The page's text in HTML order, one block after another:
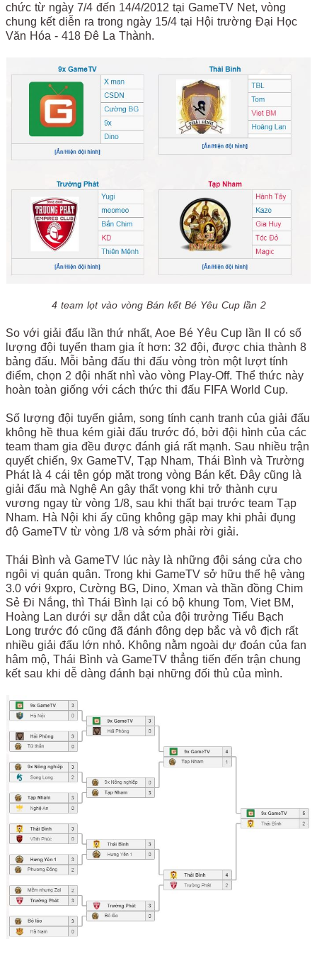
chức từ ngày 7/4 đến 14/4/2012 tại GameTV Net, vòng
chung kết diễn ra trong ngày 15/4 tại Hội trường Đại Học
Văn Hóa - 418 Đê La Thành.
4 team lọt vào vòng Bán kết Bé Yêu Cup lần 2
So với giải đấu lần thứ nhất, Aoe Bé Yêu Cup lần II có số
lượng đội tuyển tham gia ít hơn: 32 đội, được chia thành 8
bảng đấu. Mỗi bảng đấu thi đấu vòng tròn một lượt tính
điểm, chọn 2 đội nhất nhì vào vòng Play-Off. Thể thức này
hoàn toàn giống với cách thức thi đấu FIFA World Cup.
Số lượng đội tuyển giảm, song tính cạnh tranh của giải đấu
không hề thua kém giải đấu trước đó, bởi đội hình của các
team tham gia đều được đánh giá rất mạnh. Sau nhiều trận
quyết chiến, 9x GameTV, Tạp Nham, Thái Bình và Trường
Phát là 4 cái tên góp mặt trong vòng Bán kết. Đây cũng là
giải đấu mà Nghệ An gây thất vọng khi trở thành cựu
vương ngay từ vòng 1/8, sau khi thất bại trước team Tạp
Nham. Hà Nội khi ấy cũng không gặp may khi phải đụng
độ GameTV từ vòng 1/8 và sớm phải rời giải.
Thái Bình và GameTV lúc này là những đội sáng cửa cho
ngôi vị quán quân. Trong khi GameTV sở hữu thế hệ vàng
3.0 với 9xpro, Cường BG, Dino, Xman và thần đồng Chim
Sẻ Đi Nắng, thì Thái Bình lại có bộ khung Tom, Viet BM,
Hoàng Lan dưới sự dẫn dắt của đội trưởng Tiểu Bạch
Long trước đó cũng đã đánh đông dẹp bắc và vô địch rất
nhiều giải đấu lớn nhỏ. Không nằm ngoài dự đoán của fan
hâm mộ, Thái Bình và GameTV thẳng tiến đến trận chung
kết sau khi dễ dàng đánh bại những đối thủ của mình.